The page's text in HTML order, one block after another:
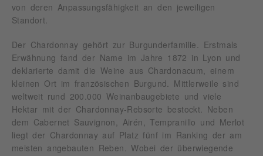
von deren Anpassungsfähigkeit an den jeweiligen
Standort.
Der Chardonnay gehört zur Burgunderfamilie. Erstmals
Erwähnung fand der Name im Jahre 1872 in Lyon und
deklarierte damit die Weine aus Chardonacum, einem
kleinen Ort im französischen Burgund. Mittlerweile sind
weltweit rund 200.000 Weinanbaugebiete und viele
Hektar mit der Chardonnay-Rebsorte bestockt. Neben
dem Cabernet Sauvignon, Airén, Tempranillo und Merlot
liegt der Chardonnay auf Platz fünf im Ranking der am
meisten angebauten Reben. Wobei der überwiegende